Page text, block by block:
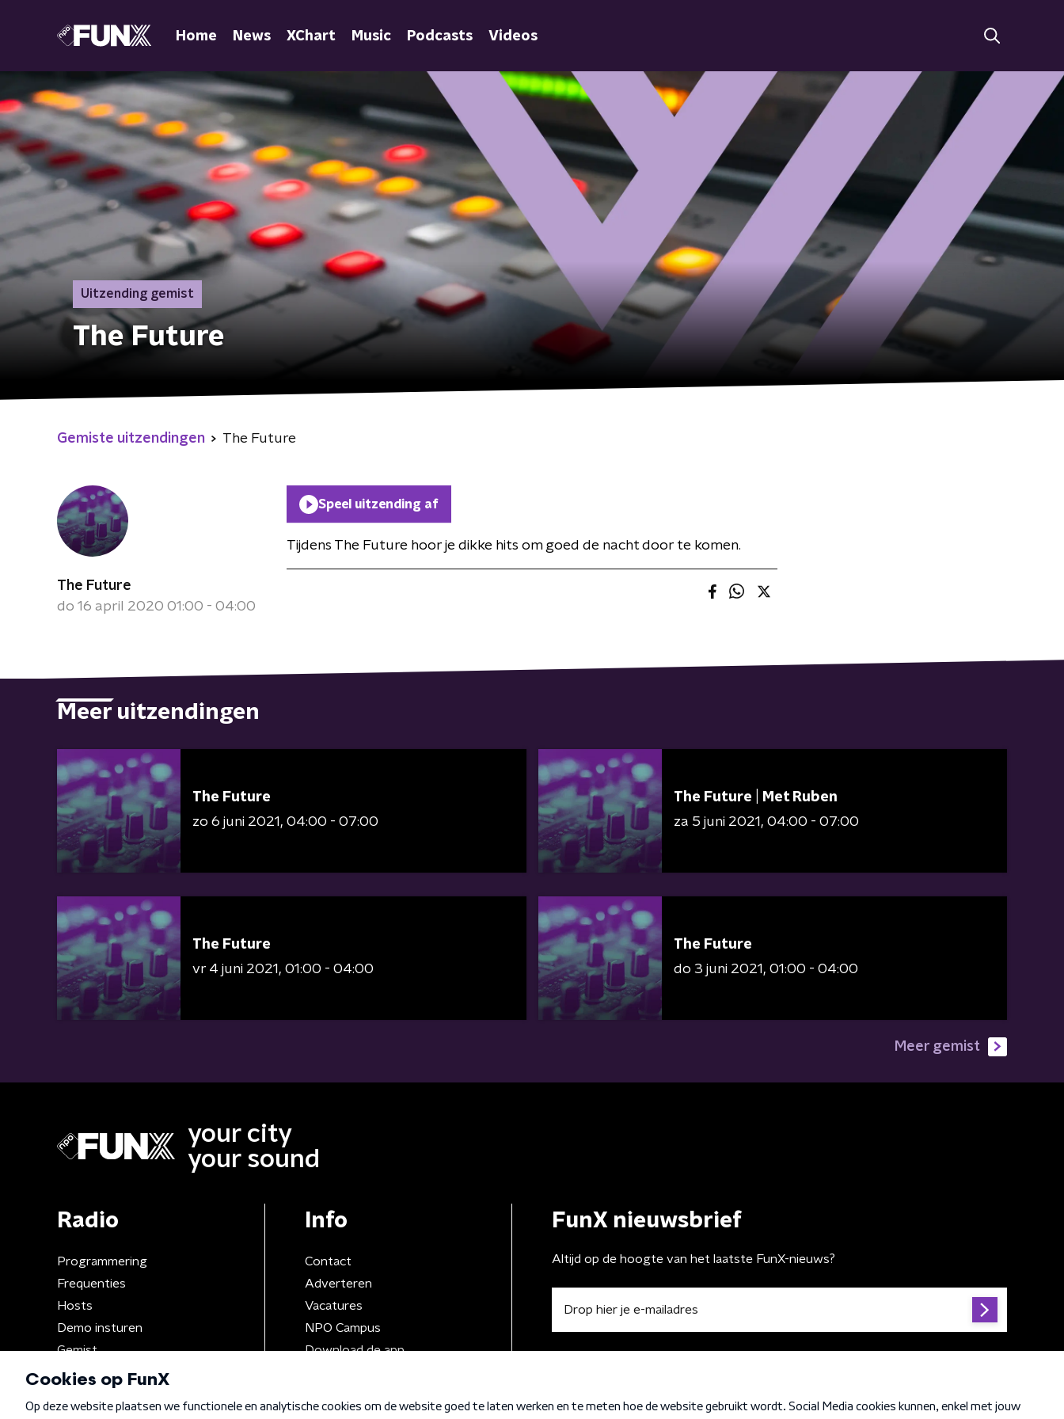
Home News XChart Music Podcasts Videos
Uitzending gemist
The Future
Gemiste uitzendingen The Future
The Future
do 16 april 2020 01:00 - 04:00
Speel uitzending af
Tijdens The Future hoor je dikke hits om goed de nacht door te komen.
Meer uitzendingen
The Future
zo 6 juni 2021
04:00 - 07:00
The Future | Met Ruben
za 5 juni 2021
04:00 - 07:00
The Future
vr 4 juni 2021
01:00 - 04:00
The Future
do 3 juni 2021
01:00 - 04:00
Meer gemist
your city
your sound
Radio
Programmering
Frequenties
Hosts
Demo insturen
Gemist
Info
Contact
Adverteren
Vacatures
NPO Campus
Download de app
FunX nieuwsbrief
Altijd op de hoogte van het laatste FunX-nieuws?